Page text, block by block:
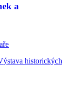
a
historických